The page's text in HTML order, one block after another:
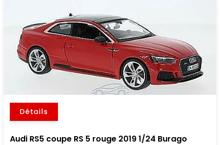
Détails
Audi RS5 coupe RS 5 rouge 2019 1/24 Burago